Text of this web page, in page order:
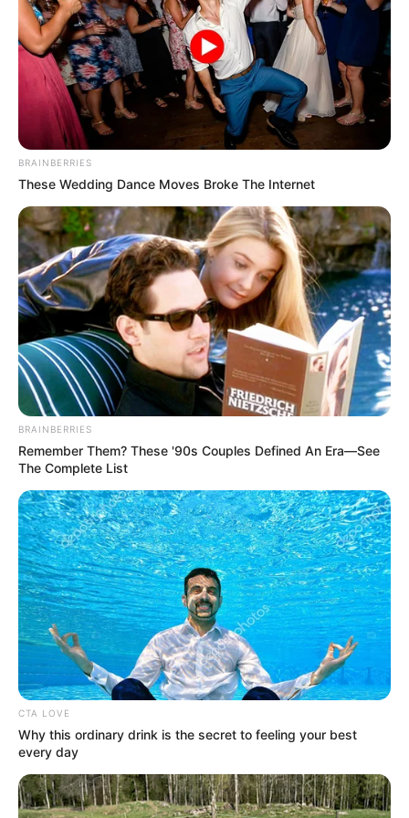
ΔΕΝ ΕΙΜΑΣΤΕ ΜΟΝΟΙ!!!!!
ΑΥΤΗ ΕΙΝΑΙ Η ΔΙΚΗ ΜΑΣ ΣΤΙΓΜΗ !! Η ΣΤΙΓΜΗ ΠΟΥ Ο ΕΛΛΗΝΑΣ
ΘΑ ΓΡΑΨΕΙ ΚΑΙ ΠΑΛΙ ΤΗ ΔΙΚΗ ΤΟΥ ΙΣΤΟΡΙΑ !!ΑΡΚΕΙ ΝΑ
ΒΡΟΥΜΕ ΤΟ ΘΑΡΡΟΣ...
ΑΠΟΨΕΙΣ
ΤΗΝ ΕΛΕΦΘΕΡΙΑ ΤΗΝ ΚΕΡΔΙΖΟΥΝ ΟΙ
ΣΥΜΠΑΝΤΙΚΑ ΑΞΙΟΙ ΚΑΙ ΟΙ ΝΙΚΗΤΕΣ.
ΤΗΝ ΕΛΕΦΘΕΡΙΑ ΤΗΝ ΚΕΡΔΙΖΟΥΝ ΟΙ ΣΥΜΠΑΝΤΙΚΑ ΑΞΙΟΙ ΚΑΙ
ΟΙ ΝΙΚΗΤΕΣ. ΔΙΑΒΑΖΟΝΤΑΣ ΤΟ ΠΑΡΑΚΑΤΩ ΚΕΙΜΕΝΟ ΘΑ
ΚΑΤΑΛΑΒΕΙΣ ΤΟ ΠΟΣΟ ΔΥΣΚΟΛΟ ΕΙΝΑΙ ΝΑ ΣΥΝΤΑΞΕΙΣ ΒΑΘΙΑ
ΑΠΕΙΡΗ ΑΙΩΝΙΑ...
BRAINBERRIES
These Wedding Dance Moves Broke The Internet
BRAINBERRIES
Remember Them? These '90s Couples Defined An Era—See
The Complete List
CTA LOVE
Why this ordinary drink is the secret to feeling your best
every day